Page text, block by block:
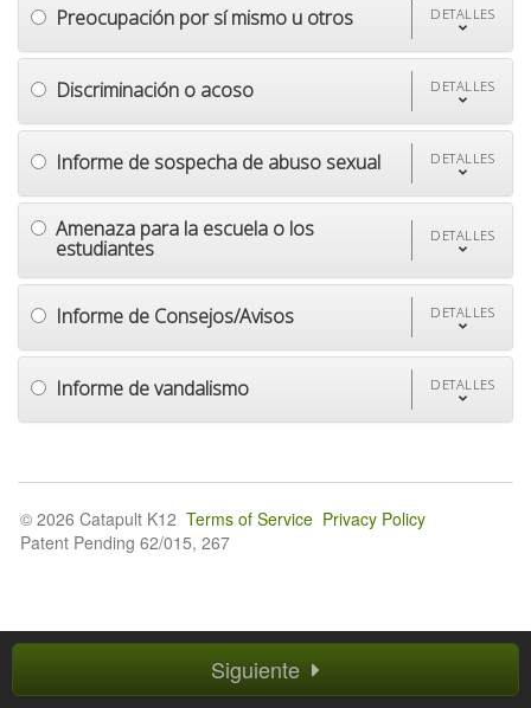
Preocupación por sí mismo u otros DETALLES
Discriminación o acoso DETALLES
Informe de sospecha de abuso sexual DETALLES
Amenaza para la escuela o los
estudiantes
DETALLES
Informe de Consejos/Avisos DETALLES
Informe de vandalismo DETALLES
Siguiente
© 2026 Catapult K12 Terms of Service Privacy Policy
Patent Pending 62/015, 267